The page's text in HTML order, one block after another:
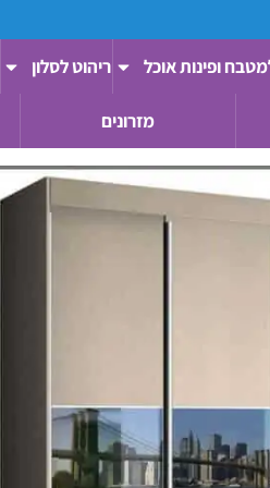
ופינות אוכל ריהוט לסלון
מזרונים